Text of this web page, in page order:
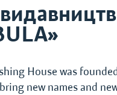
House was
new names and